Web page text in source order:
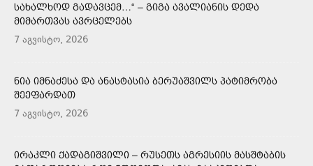
ᲡᲐᲮᲐᲚᲮᲝᲓ ᲒᲐᲓᲐᲕᲪᲔᲛ…“ – ᲒᲘᲒᲐ ᲐᲕᲐᲚᲘᲐᲜᲘᲡ ᲓᲔᲓᲐ
ᲛᲘᲛᲐᲠᲗᲕᲐᲡ ᲐᲕᲠᲪᲔᲚᲔᲑᲡ
7 აგვისტო, 2026
ᲜᲘᲐ ᲘᲛᲜᲐᲫᲔᲡᲐ ᲓᲐ ᲐᲜᲐᲡᲢᲐᲡᲘᲐ ᲑᲔᲠᲣᲐᲨᲕᲘᲚᲡ ᲞᲐᲢᲘᲛᲠᲝᲑᲐ
ᲨᲔᲔᲤᲐᲠᲓᲐᲗ
7 აგვისტო, 2026
ᲘᲠᲐᲙᲚᲘ ᲥᲐᲓᲐᲒᲘᲨᲕᲘᲚᲘ – ᲠᲣᲡᲔᲗᲡ ᲐᲒᲠᲔᲡᲘᲘᲡ ᲛᲐᲡᲨᲢᲐᲑᲘᲡ